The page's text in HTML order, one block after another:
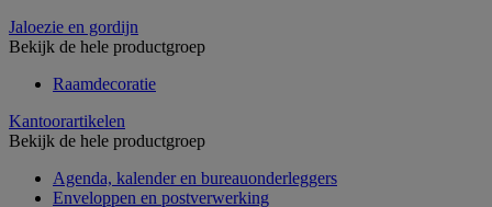
Jaloezie en gordijn
Bekijk de hele productgroep
Raamdecoratie
Kantoorartikelen
Bekijk de hele productgroep
Agenda, kalender en bureauonderleggers
Enveloppen en postverwerking